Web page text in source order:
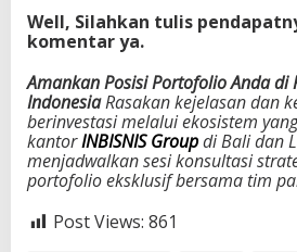
Well, Silahkan tulis
komentar ya.
Amankan Posisi Portofolio Anda di
IndonesiaRasakan kejelasan dan
berinvestasi melalui ekosistem
kantorINBISNIS Groupdi Bali dan
menjadwalkan sesi konsultasi
portofolio eksklusif bersama tim
Post Views: 861